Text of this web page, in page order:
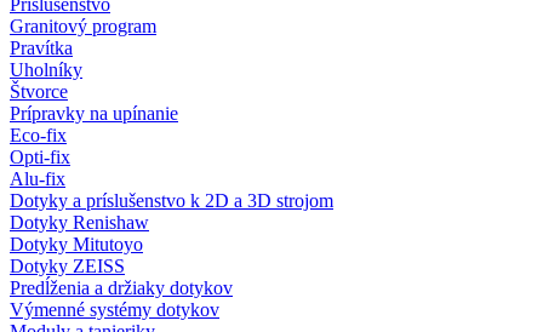
Granitový program
Pravítka
Uholníky
Štvorce
Prípravky na upínanie
Eco-fix
Opti-fix
Alu-fix
Dotyky a príslušenstvo k 2D a 3D strojom
Dotyky Renishaw
Dotyky Mitutoyo
Dotyky ZEISS
Predĺženia a držiaky dotykov
Výmenné systémy dotykov